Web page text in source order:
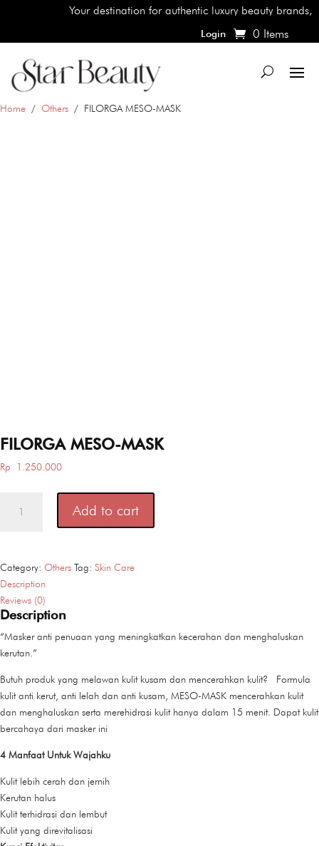
Your destination for authentic luxury beauty brands,
Login 0 Items
Home / Others / FILORGA MESO-MASK
FILORGA MESO-MASK
Rp 1.250.000
MESO-
Add to cart
Category: Others Tag: Skin Care
Description
Reviews (0)
Description
“Masker anti penuaan yang meningkatkan kecerahan dan menghaluskan
kerutan.”
Butuh produk yang melawan kulit kusam dan mencerahkan kulit? Formula
kulit anti kerut, anti lelah dan anti kusam, MESO-MASK mencerahkan kulit
dan menghaluskan serta merehidrasi kulit hanya dalam 15 menit. Dapat kulit
bercahaya dari masker ini
4 Manfaat Untuk Wajahku
Kulit lebih cerah dan jernih
Kerutan halus
Kulit terhidrasi dan lembut
Kulit yang direvitalisasi